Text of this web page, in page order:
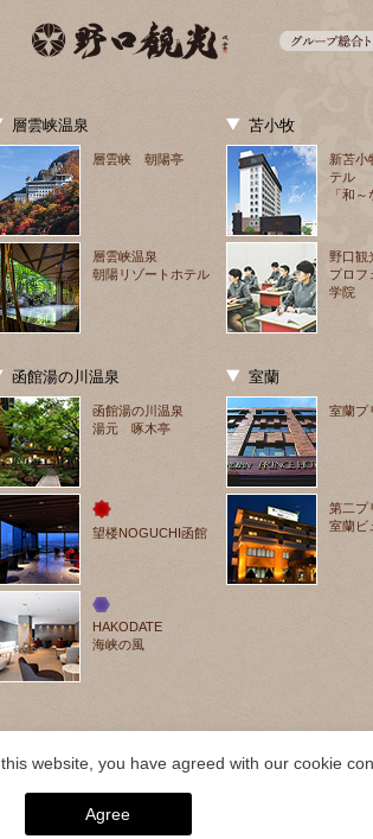
層雲峡温泉
層雲峡 朝陽亭
層雲峡温泉
朝陽リゾートホテル
函館湯の川温泉
函館湯の川温泉
湯元 啄木亭
望楼NOGUCHI函館
HAKODATE
海峡の風
苫小牧
新苫小
テル
「和
野口観
プロフ
学院
室蘭
室蘭プ
第二プ
室蘭ビ
亭｜【公式】北海道の温泉宿 野口観光グループ. ALL
website, you have agreed with our cookie
Agree